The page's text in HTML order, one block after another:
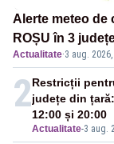
Alerte meteo de
ROȘU în 3
Actualitate·3 aug.
2
Actualitate-3 aug.
Restricții
județe din
12:00 și 20:00